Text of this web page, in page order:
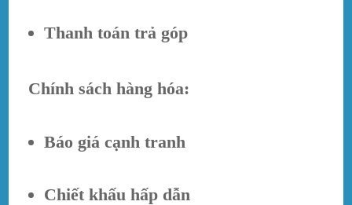
Thanh toán trả góp
Chính sách hàng hóa:
Báo giá cạnh tranh
Chiết khấu hấp dẫn